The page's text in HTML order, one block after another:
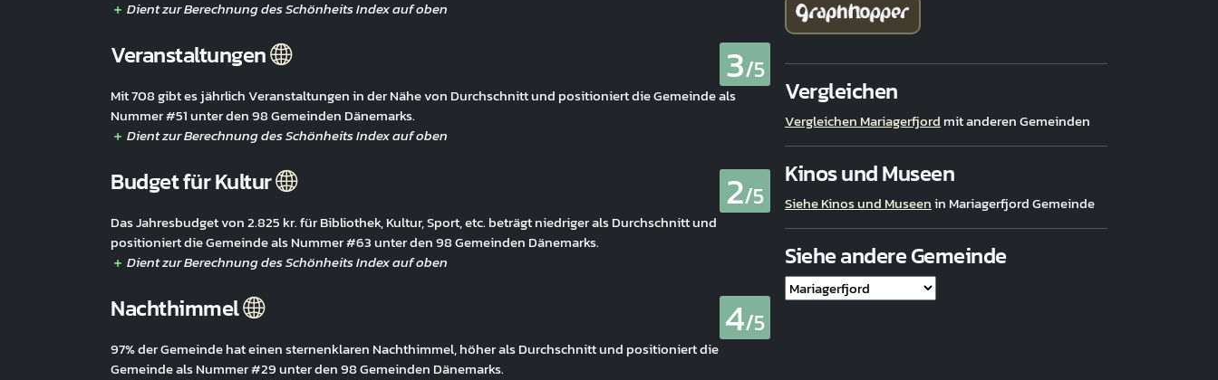
Veranstaltungen 3/5
Mit 708 gibt es jährlich Veranstaltungen in der Nähe von Durchschnitt und positioniert die Gemeinde als
Nummer #51 unter den 98 Gemeinden Dänemarks.
Budget für Kultur 2/5
Das Jahresbudget von 2.825 kr. für Bibliothek, Kultur, Sport, etc. beträgt niedriger als Durchschnitt und
positioniert die Gemeinde als Nummer #63 unter den 98 Gemeinden Dänemarks.
Nachthimmel 4/5
97% der Gemeinde hat einen sternenklaren Nachthimmel, höher als Durchschnitt und positioniert die
Gemeinde als Nummer #29 unter den 98 Gemeinden Dänemarks.
Vergleichen
Vergleichen Mariagerfjord mit anderen Gemeinden
Kinos und Museen
Siehe Kinos und Museenin Mariagerfjord Gemeinde
Siehe andere Gemeinde